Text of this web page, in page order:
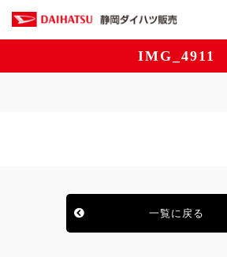
IMG_4911
一覧に戻る